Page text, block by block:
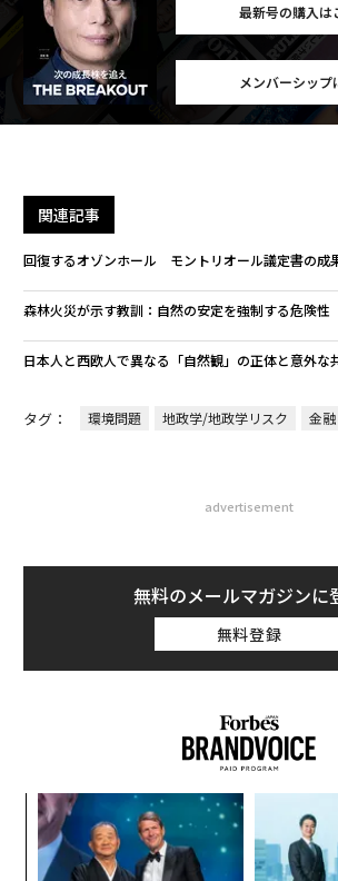
最新号の購入は
メンバーシップ
関連記事
回復するオゾンホール モントリオール議定書の成
森林火災が示す教訓：自然の安定を強制する危険性
日本人と西欧人で異なる「自然観」の正体と意外な
タグ： 環境問題 地政学/地政学リスク 金融
advertisement
無料のメールマガジンに
無料登録